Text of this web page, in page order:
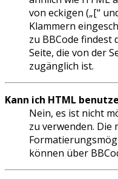
von eckigen („[“
Klammern
zu BBCode findest
Seite, die von der
zugänglich ist.
Kann ich HTML
Nein, es ist nicht
zu verwenden. Die
können über